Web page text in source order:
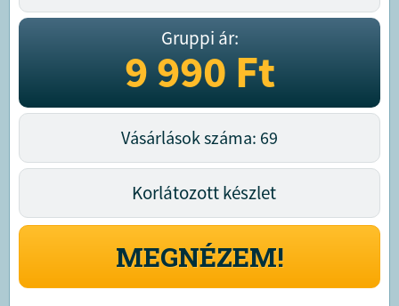
Gruppi ár:
9 990Ft
Vásárlások száma: 69
Korlátozott készlet
MEGNÉZEM!